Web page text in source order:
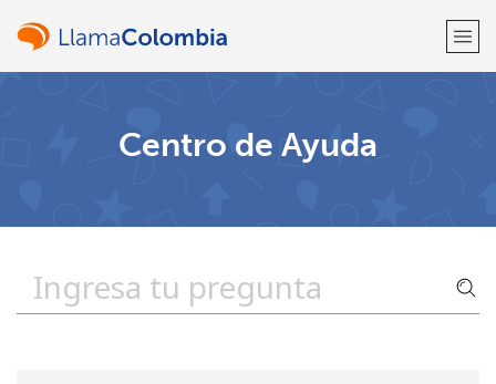
Centro de Ayuda